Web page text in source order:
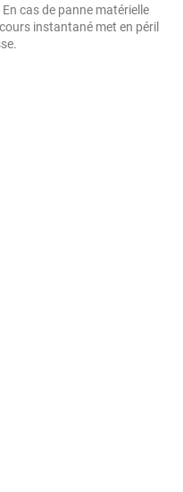
En cas de panne matérielle
instantané met en péril